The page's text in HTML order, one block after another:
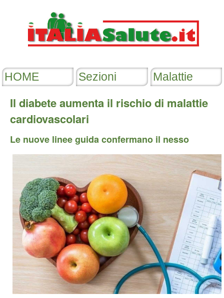
Il diabete aumenta il rischio di malattie
cardiovascolari
Le nuove linee guida confermano il nesso